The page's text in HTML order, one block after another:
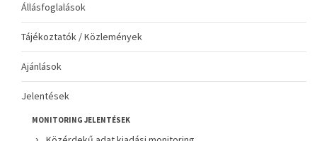
Állásfoglalások
Tájékoztatók / Közlemények
Ajánlások
Jelentések
MONITORING JELENTÉSEK